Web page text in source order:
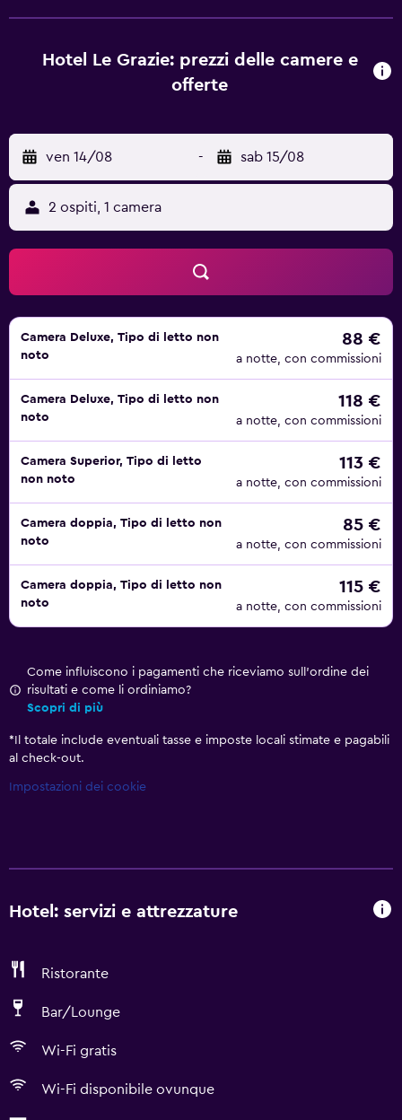
ristorante in loco, ideale per gli ospiti che preferiscono
cenare direttamente presso la struttura. Il Hotel Le Grazie
Hotel Le Grazie: prezzi delle camere e
offerte
ven 14/08 - sab 15/08
2 ospiti, 1 camera
Camera Deluxe, Tipo di letto non
noto
88 €
a notte, con commissioni
Camera Deluxe, Tipo di letto non
noto
118 €
a notte, con commissioni
Camera Superior, Tipo di letto
non noto
113 €
a notte, con commissioni
Camera doppia, Tipo di letto non
noto
85 €
a notte, con commissioni
Camera doppia, Tipo di letto non
noto
115 €
a notte, con commissioni
Come influiscono i pagamenti che riceviamo sull'ordine dei
risultati e come li ordiniamo?
Scopri di più
* Il totale include eventuali tasse e imposte locali stimate e pagabili
al check-out.
Impostazioni dei cookie
Hotel: servizi e attrezzature
Ristorante
Bar/Lounge
Wi-Fi gratis
Wi-Fi disponibile ovunque